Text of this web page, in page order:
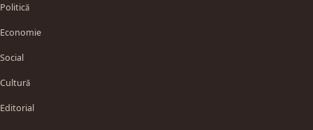
Politică
Economie
Social
Cultură
Editorial